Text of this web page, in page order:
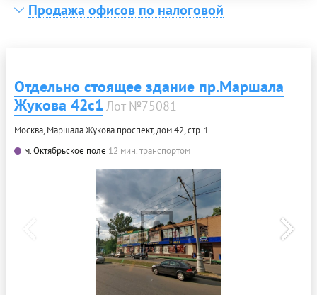
Продажа офисов по налоговой
Отдельно стоящее здание пр.Маршала
Жукова 42с1 Лот №75081
Москва, Маршала Жукова проспект, дом 42, стр. 1
м. Октябрьское поле 12 мин. транспортом